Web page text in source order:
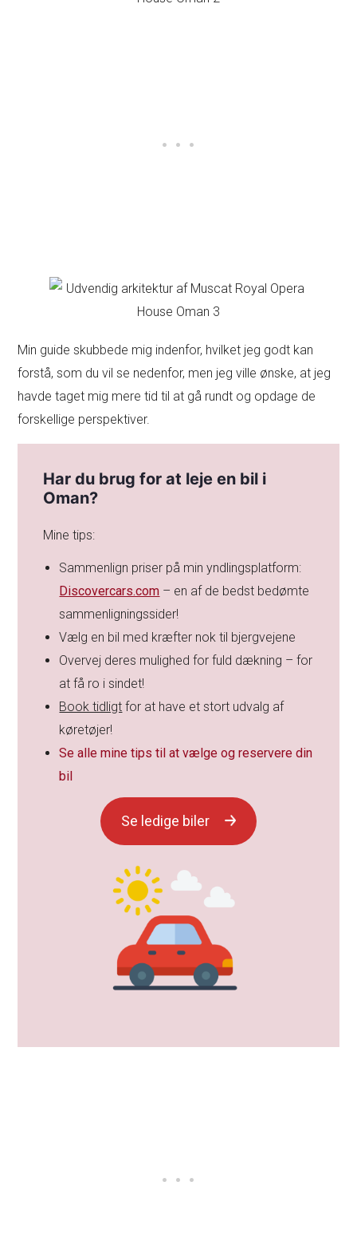
Min guide skubbede mig indenfor, hvilket jeg godt kan
forstå, som du vil se nedenfor, men jeg ville ønske, at jeg
havde taget mig mere tid til at gå rundt og opdage de
forskellige perspektiver.
Har du brug for at leje en bil i
Oman?
Mine tips:
Sammenlign priser på min yndlingsplatform:
Discovercars.com – en af de bedst bedømte
sammenligningssider!
Vælg en bil med kræfter nok til bjergvejene
Overvej deres mulighed for fuld dækning – for
at få ro i sindet!
Book tidligt for at have et stort udvalg af
køretøjer!
Se alle mine tips til at vælge og reservere din
bil
Se ledige biler